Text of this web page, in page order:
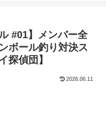
#01】メンバー全
ボール釣り対決ス
探偵団】
2026.06.11